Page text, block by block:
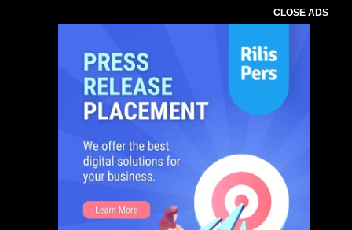
CLOSE ADS